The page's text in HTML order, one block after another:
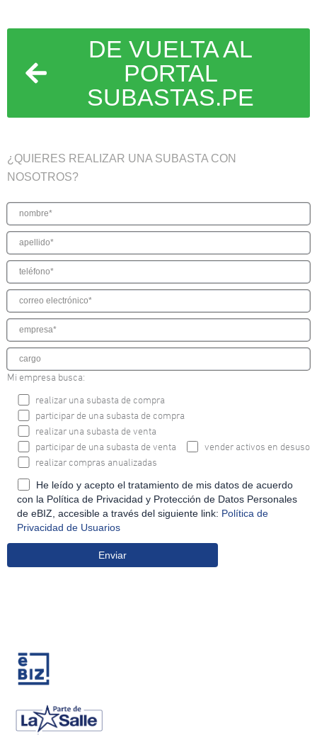
DE VUELTA AL
PORTAL
SUBASTAS.PE
¿QUIERES REALIZAR UNA SUBASTA CON
NOSOTROS?
Mi empresa busca:
realizar una subasta de compra
participar de una subasta de compra
realizar una subasta de venta
participar de una subasta de venta
vender activos en desuso
realizar compras anualizadas
He leído y acepto el tratamiento de mis datos de acuerdo
con la Política de Privacidad y Protección de Datos Personales
de eBIZ, accesible a través del siguiente link: Política de
Privacidad de Usuarios